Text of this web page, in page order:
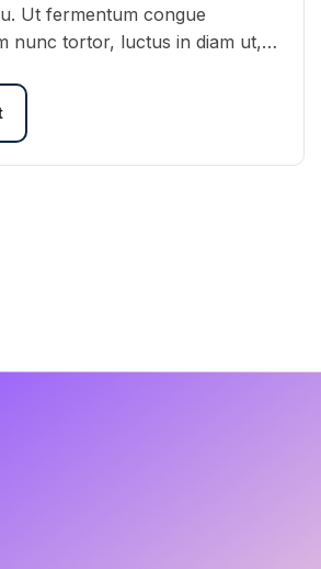
Ut fermentum congue
nunc tortor, luctus in diam ut,